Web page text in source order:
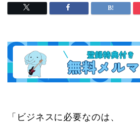
「ビジネスに必要なのは、